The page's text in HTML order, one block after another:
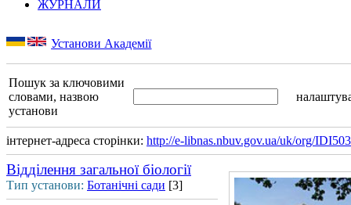
ЖУРНАЛИ
Установи Академії
Пошук за ключовими
словами, назвою
установи
інтернет-адреса сторінки: http://e-libnas.nbuv.gov.ua/uk/org/
Відділення загальної біології
Тип установи: Ботанічні сади [3]